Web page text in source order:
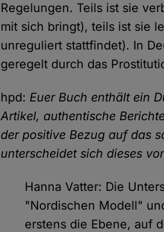
Regelungen. Teils ist sie
mit sich bringt), teils ist sie
unreguliert stattfindet). In
geregelt durch das
hpd: Euer Buch enthält ein
Artikel, authentische
der positive Bezug auf das
unterscheidet sich dieses
Hanna Vatter: Die
"Nordischen Modell"
erstens die Ebene, auf